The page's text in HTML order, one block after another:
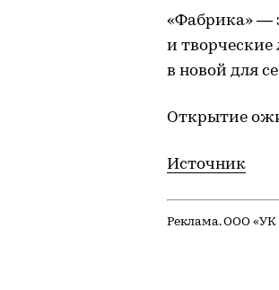
«Фабрика» —
и
в новой для
Открытие
Источник
Реклама. ООО «УК